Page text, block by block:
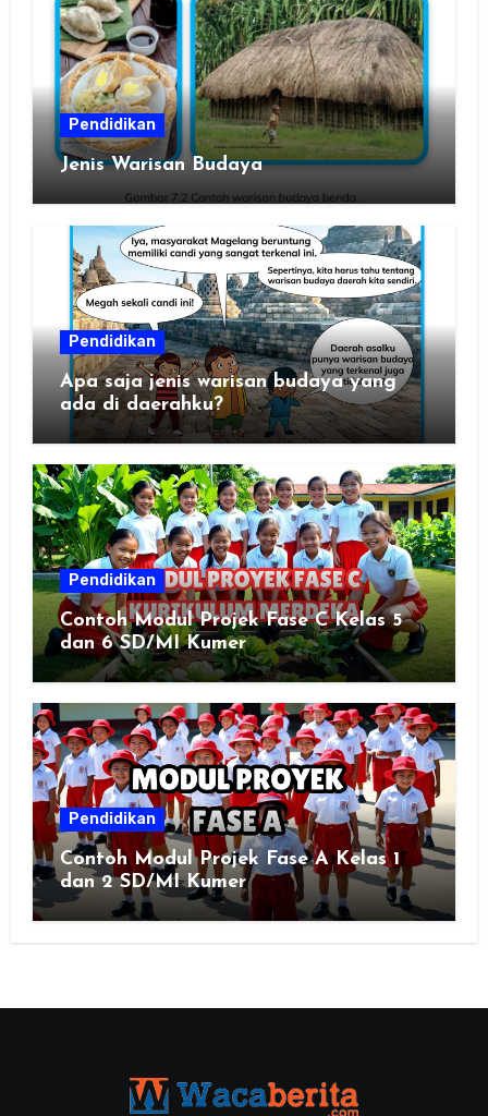
Pendidikan
Jenis Warisan Budaya
Pendidikan
Apa saja jenis warisan budaya yang
ada di daerahku?
Pendidikan
Contoh Modul Projek Fase C Kelas 5
dan 6 SD/MI Kumer
Pendidikan
Contoh Modul Projek Fase A Kelas 1
dan 2 SD/MI Kumer